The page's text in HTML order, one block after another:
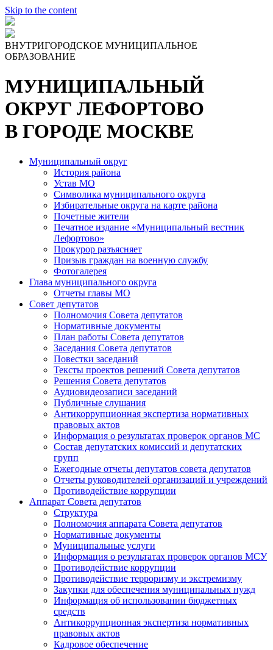
Skip to the content
ВНУТРИГОРОДСКОЕ МУНИЦИПАЛЬНОЕ
ОБРАЗОВАНИЕ
МУНИЦИПАЛЬНЫЙ
ОКРУГ ЛЕФОРТОВО
В ГОРОДЕ МОСКВЕ
Муниципальный округ
История района
Устав МО
Символика муниципального округа
Избирательные округа на карте района
Почетные жители
Печатное издание «Муниципальный вестник
Лефортово»
Прокурор разъясняет
Призыв граждан на военную службу
Фотогалерея
Глава муниципального округа
Отчеты главы МО
Совет депутатов
Полномочия Совета депутатов
Нормативные документы
План работы Совета депутатов
Заседания Cовета депутатов
Повестки заседаний
Тексты проектов решений Совета депутатов
Решения Совета депутатов
Аудиовидеозаписи заседаний
Публичные слушания
Антикоррупционная экспертиза нормативных
правовых актов
Информация о результатах проверок органов МС
Состав депутатских комиссий и депутатских
групп
Ежегодные отчеты депутатов совета депутатов
Отчеты руководителей организаций и учреждений
Противодействие коррупции
Аппарат Совета депутатов
Структура
Полномочия аппарата Совета депутатов
Нормативные документы
Муниципальные услуги
Информация о результатах проверок органов МСУ
Противодействие коррупции
Противодействие терроризму и экстремизму
Закупки для обеспечения муниципальных нужд
Информация об использовании бюджетных
средств
Антикоррупционная экспертиза нормативных
правовых актов
Кадровое обеспечение